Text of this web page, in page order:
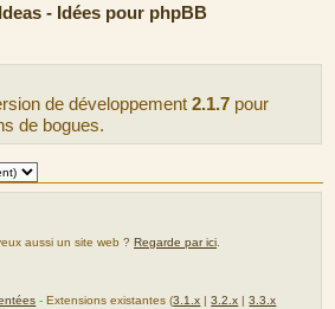
- Idées pour phpBB
de développement 2.1.7 pour
de bogues.
aussi un site web ? Regarde par ici
-Extensions existantes (3.1.x |3.2.x |3.3.x